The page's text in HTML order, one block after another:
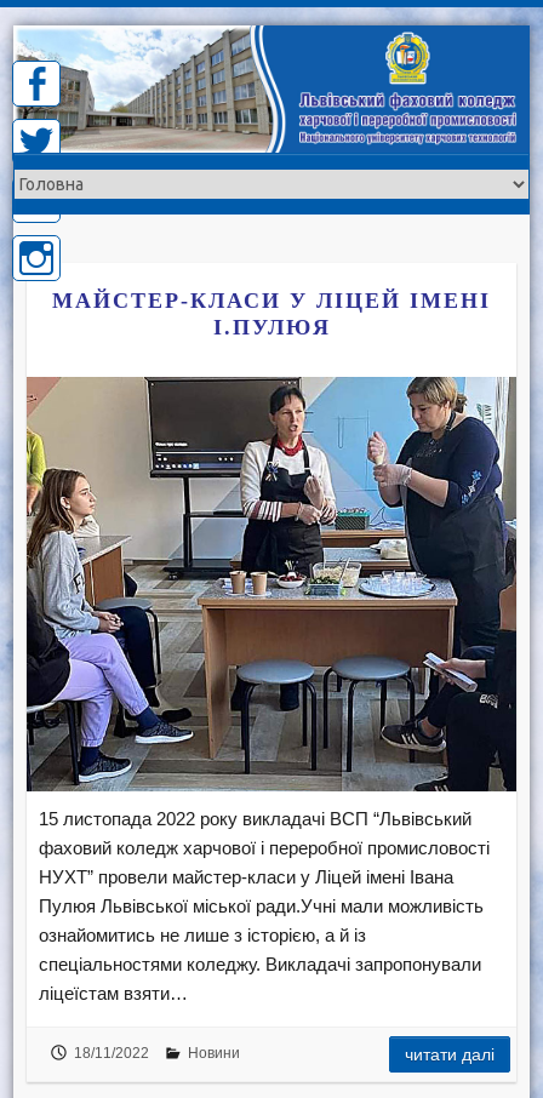
Skip
content
МАЙСТЕР-КЛАСИ У ЛІЦЕЙ ІМЕНІ
І.ПУЛЮЯ
15 листопада 2022 року викладачі ВСП “Львівський
фаховий коледж харчової і переробної промисловості
НУХТ” провели майстер-класи у Ліцей імені Івана
Пулюя Львівської міської ради.Учні мали можливість
ознайомитись не лише з історією, а й із
спеціальностями коледжу. Викладачі запропонували
ліцеїстам взяти…
18/11/2022 Новини читати далі